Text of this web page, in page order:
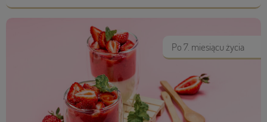
Po 7. miesiącu życia